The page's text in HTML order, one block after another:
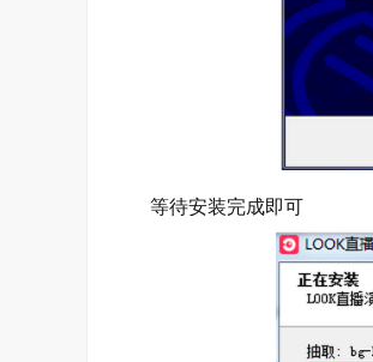
等待安装完成即可